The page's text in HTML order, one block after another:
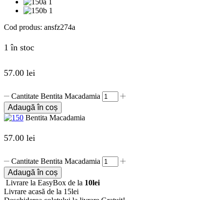
Cod produs: ansfz274a
1 în stoc
57.00 lei
Cantitate Bentita Macadamia
Adaugă în coș
Bentita Macadamia
57.00 lei
Cantitate Bentita Macadamia
Adaugă în coș
Livrare la EasyBox de la 10lei
Livrare acasă de la 15lei